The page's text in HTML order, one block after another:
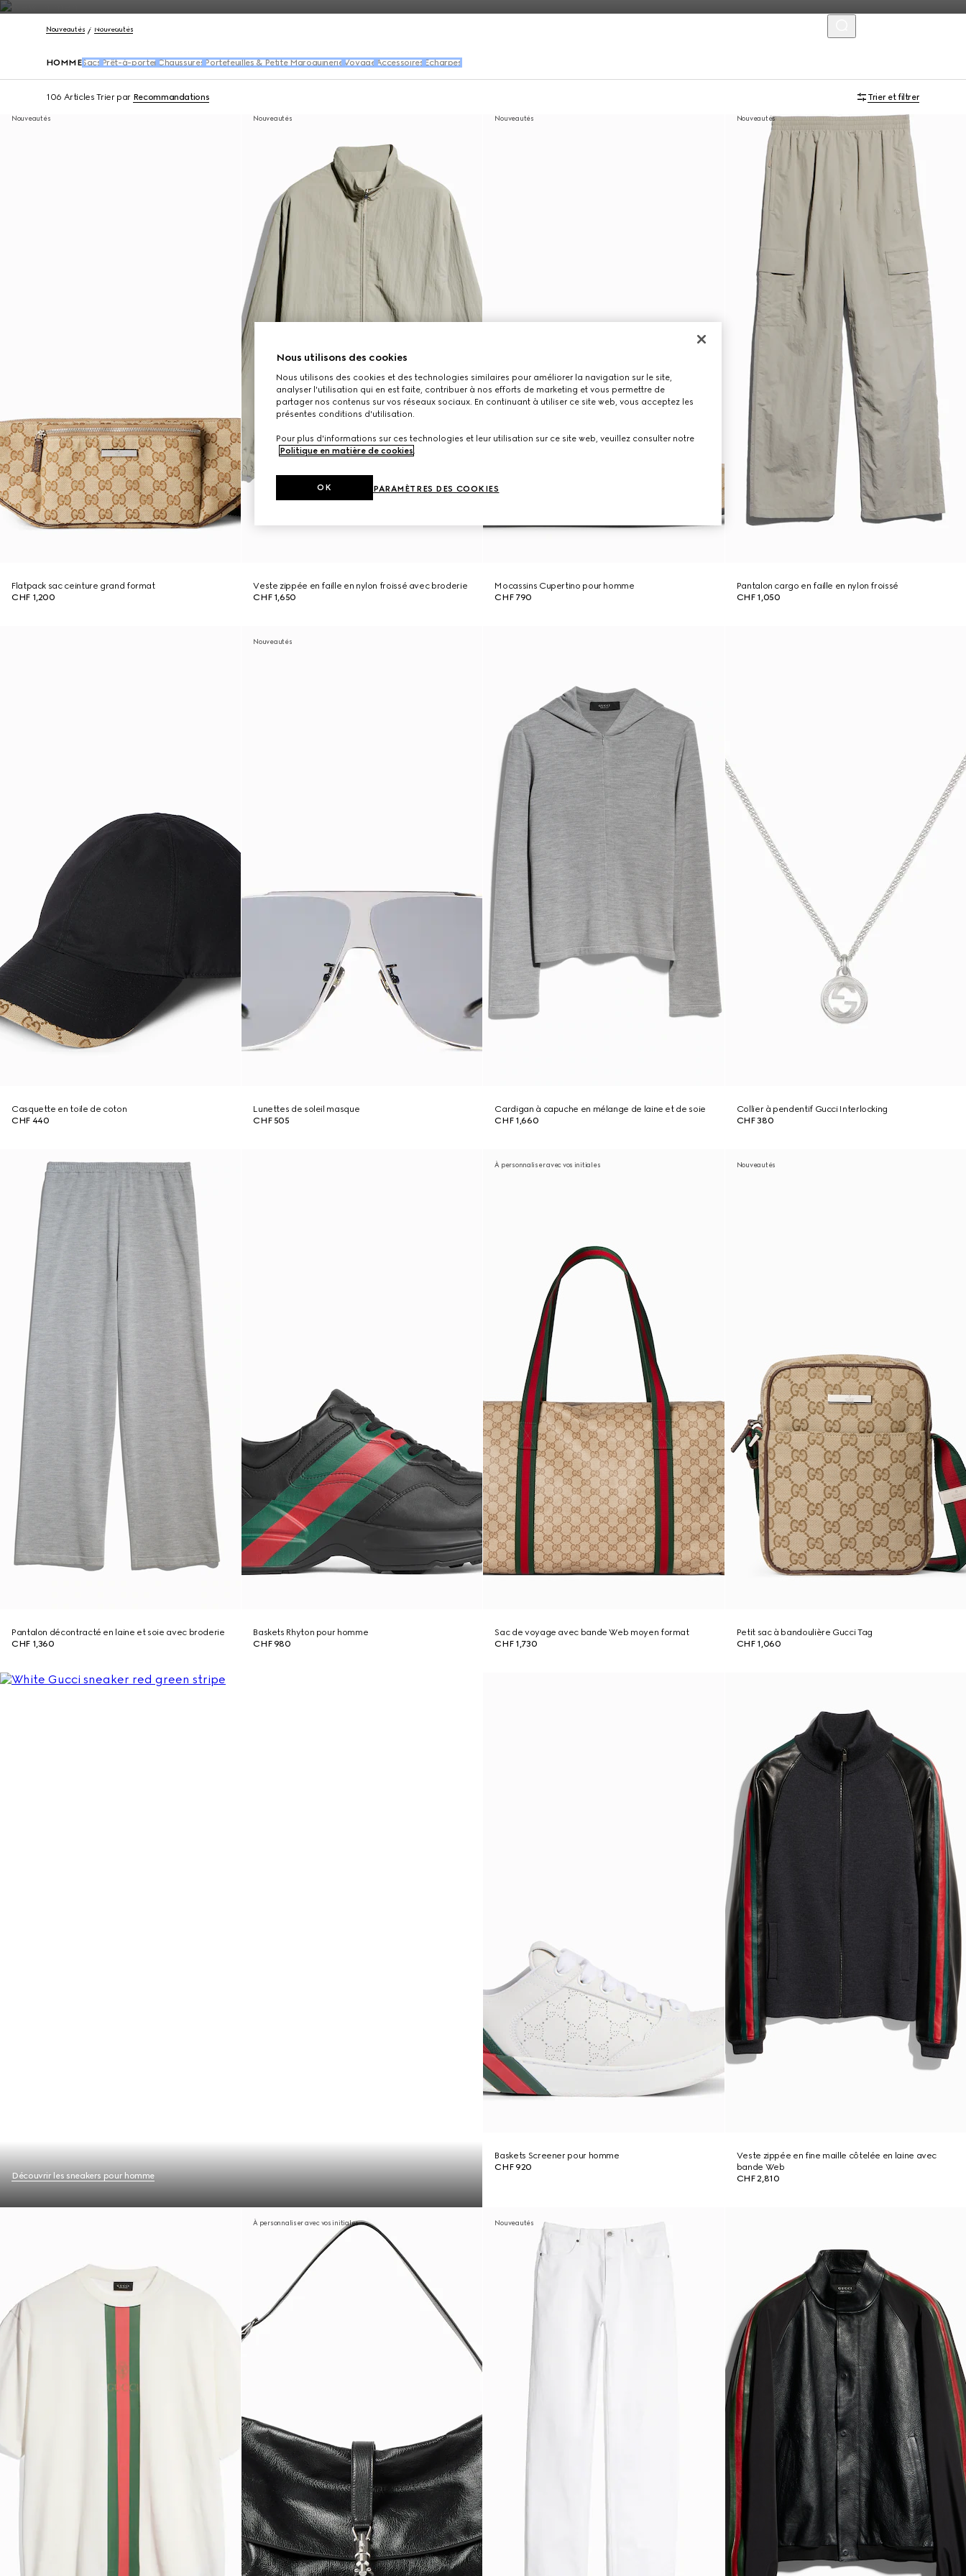
Nous Contacter
Nouveautés Nouveautés
HOMME Sacs Prêt-à-porter Chaussures Portefeuilles & Petite Maroquinerie Voyage Accessoires Écharpes
106 Articles Trier par Recommandations Trier et filtrer
Nouveautés
Flatpack sac ceinture grand format
CHF 1,200
Nouveautés
Veste zippée en faille en nylon froissé avec broderie
CHF 1,650
Nouveautés
Mocassins Cupertino pour homme
CHF 790
Nouveautés
Pantalon cargo en faille en nylon froissé
CHF 1,050
Casquette en toile de coton
CHF 440
Nouveautés
Lunettes de soleil masque
CHF 505
Cardigan à capuche en mélange de laine et de soie
CHF 1,660
Collier à pendentif Gucci Interlocking
CHF 380
Pantalon décontracté en laine et soie avec broderie
CHF 1,360
Baskets Rhyton pour homme
CHF 980
À personnaliser avec vos initiales
Sac de voyage avec bande Web moyen format
CHF 1,730
Nouveautés
Petit sac à bandoulière Gucci Tag
CHF 1,060
Découvrir les sneakers pour homme
Baskets Screener pour homme
CHF 920
Veste zippée en fine maille côtelée en laine avec
bande Web
CHF 2,810
À personnaliser avec vos initiales Nouveautés
Nous utilisons des cookies
Nous utilisons des cookies et des technologies similaires pour améliorer la navigation sur le site,
analyser l'utilisation qui en est faite, contribuer à nos efforts de marketing et vous permettre de
partager nos contenus sur vos réseaux sociaux. En continuant à utiliser ce site web, vous acceptez les
présentes conditions d'utilisation.
Pour plus d'informations sur ces technologies et leur utilisation sur ce site web, veuillez consulter notre
Politique en matière de cookies.
PARAMÈTRES DES COOKIES
OK